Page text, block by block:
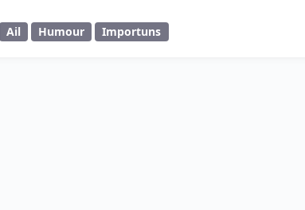
Ail Humour Importuns